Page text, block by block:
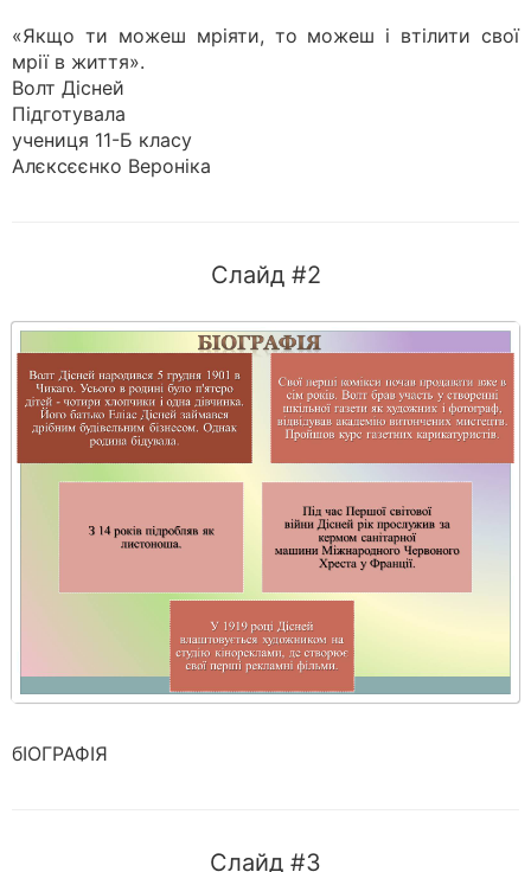
«Якщо ти можеш мріяти, то можеш і втілити свої
мрії в життя».
Волт Дісней
Підготувала
учениця 11-Б класу
Алєксєєнко Вероніка
Слайд #2
бІОГРАФІЯ
Слайд #3